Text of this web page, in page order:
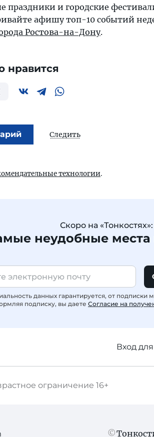
и городские
афишу топ-10 событий
Ростова-на-Дону.
нравится
Следить
технологии.
Скоро на «Тонкостях»:
неудобные места
данных гарантируется, от подписки
подписку, вы даете Согласие на
Вход
ограничение 16+